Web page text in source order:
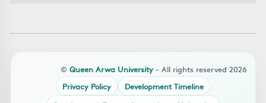
© Queen Arwa University - All rights reserved 2026
Privacy Policy
Development Timeline